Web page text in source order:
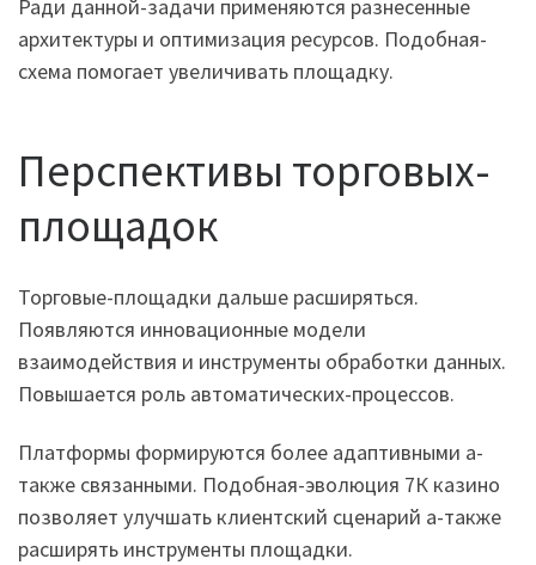
Ради данной-задачи применяются разнесенные
архитектуры и оптимизация ресурсов. Подобная-
схема помогает увеличивать площадку.
Перспективы торговых-
площадок
Торговые-площадки дальше расширяться.
Появляются инновационные модели
взаимодействия и инструменты обработки данных.
Повышается роль автоматических-процессов.
Платформы формируются более адаптивными а-
также связанными. Подобная-эволюция 7К казино
позволяет улучшать клиентский сценарий а-также
расширять инструменты площадки.